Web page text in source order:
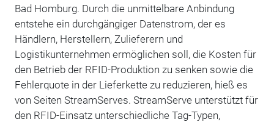
Bad Homburg. Durch die unmittelbare Anbindung
entstehe ein durchgängiger Datenstrom, der es
Händlern, Herstellern, Zulieferern und
Logistikunternehmen ermöglichen soll, die Kosten für
den Betrieb der RFID-Produktion zu senken sowie die
Fehlerquote in der Lieferkette zu reduzieren, hieß es
von Seiten StreamServes. StreamServe unterstützt für
den RFID-Einsatz unterschiedliche Tag-Typen,